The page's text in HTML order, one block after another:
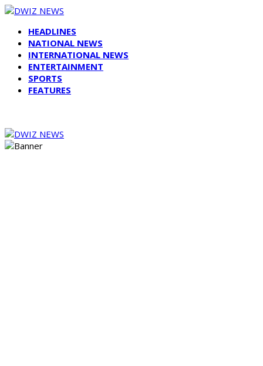
HEADLINES
NATIONAL NEWS
INTERNATIONAL NEWS
ENTERTAINMENT
SPORTS
FEATURES